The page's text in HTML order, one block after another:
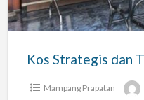
Ibu
Ade
Mampang Prapatan